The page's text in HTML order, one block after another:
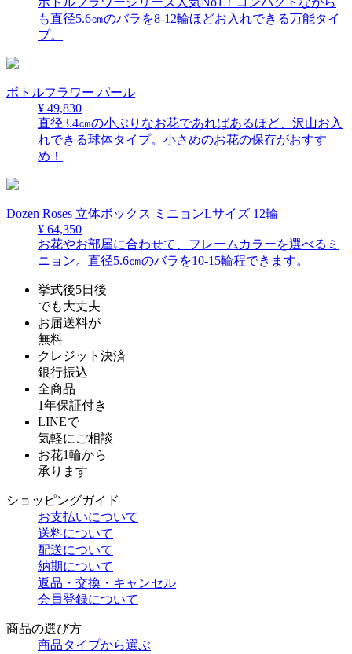
も直径5.6㎝のバラを8-12輪ほどお入れできる万能タイ
プ。
ボトルフラワー パール
¥ 49,830
直径3.4㎝の小ぶりなお花であればあるほど、沢山お入
れできる球体タイプ。小さめのお花の保存がおすす
め！
Dozen Roses 立体ボックス ミニョンLサイズ 12輪
¥ 64,350
お花やお部屋に合わせて、フレームカラーを選べるミ
ニョン。直径5.6㎝のバラを10-15輪程できます。
挙式後5日後
でも大丈夫
お届送料が
無料
クレジット決済
銀行振込
全商品
1年保証付き
LINEで
気軽にご相談
お花1輪から
承ります
ショッピングガイド
お支払いについて
送料について
配送について
納期について
返品・交換・キャンセル
会員登録について
商品の選び方
商品タイプから選ぶ